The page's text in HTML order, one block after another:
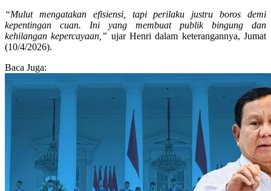
“Mulut mengatakan efisiensi, tapi perilaku justru boros demi
kepentingan cuan. Ini yang membuat publik bingung dan
kehilangan kepercayaan,” ujar Henri dalam keterangannya, Jumat
(10/4/2026).
Baca Juga: